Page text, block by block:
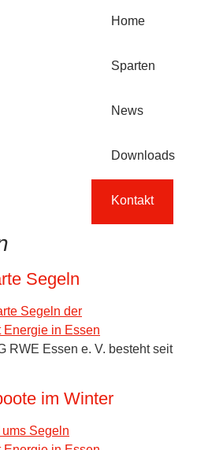
Home
Sparten
News
Downloads
Kontakt
Segeln
RWE Essen e. V. besteht seit
im Winter